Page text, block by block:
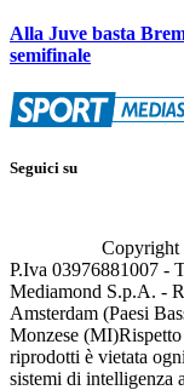
Alla Juve basta
semifinale
Seguici su
P.Iva 03976881007 -
Mediamond S.p.A. -
Amsterdam (Paesi
Monzese (MI)
riprodotti è vietata
sistemi di intelligenza